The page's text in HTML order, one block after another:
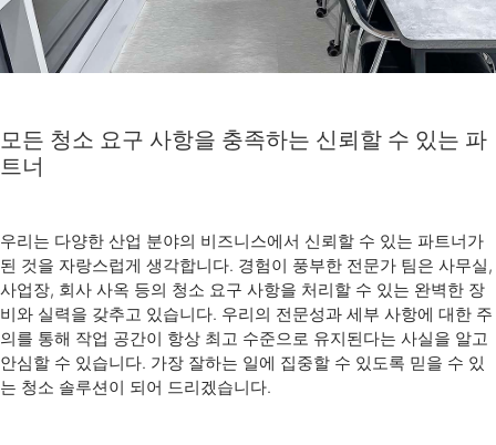
모든 청소 요구 사항을 충족하는 신뢰할 수 있는 파
트너
우리는 다양한 산업 분야의 비즈니스에서 신뢰할 수 있는 파트너가
된 것을 자랑스럽게 생각합니다. 경험이 풍부한 전문가 팀은 사무실,
사업장, 회사 사옥 등의 청소 요구 사항을 처리할 수 있는 완벽한 장
비와 실력을 갖추고 있습니다. 우리의 전문성과 세부 사항에 대한 주
의를 통해 작업 공간이 항상 최고 수준으로 유지된다는 사실을 알고
안심할 수 있습니다. 가장 잘하는 일에 집중할 수 있도록 믿을 수 있
는 청소 솔루션이 되어 드리겠습니다.